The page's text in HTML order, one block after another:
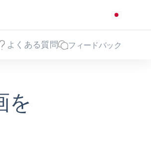
よくある質問 フィードバック
を